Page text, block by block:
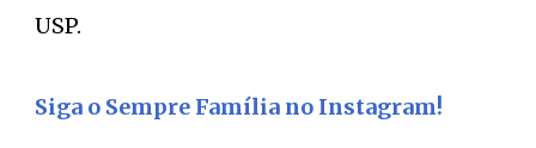
USP.
Siga o Sempre Família no Instagram!